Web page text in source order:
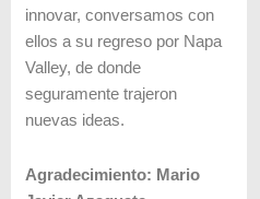
innovar, conversamos con
ellos a su regreso por Napa
Valley, de donde
seguramente trajeron
nuevas ideas.
Agradecimiento: Mario